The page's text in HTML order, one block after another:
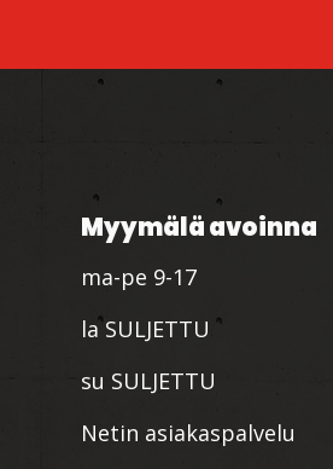
Myymälä avoinna
ma-pe 9-17
la SULJETTU
su SULJETTU
Netin asiakaspalvelu